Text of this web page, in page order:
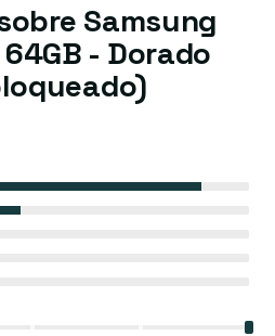
Samsung
- Dorado